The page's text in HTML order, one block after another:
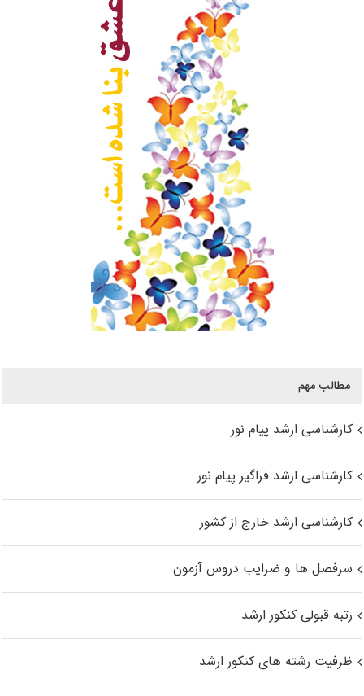
مطالب مهم
کارشناسی ارشد پیام نور
کارشناسی ارشد فراگیر پیام نور
کارشناسی ارشد خارج از کشور
سرفصل ها و ضرایب دروس آزمون
رتبه قبولی کنکور ارشد
ظرفیت رشته های کنکور ارشد